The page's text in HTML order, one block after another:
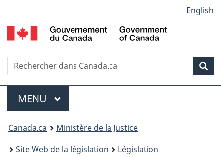
au
contenu
propos
de
la
HTML
simplifiée
selection
English
Recherche
Menu
MENU PRINCIPAL
You
are
Canada.ca
Ministère de la Justice
Site Web de la législation
Législation